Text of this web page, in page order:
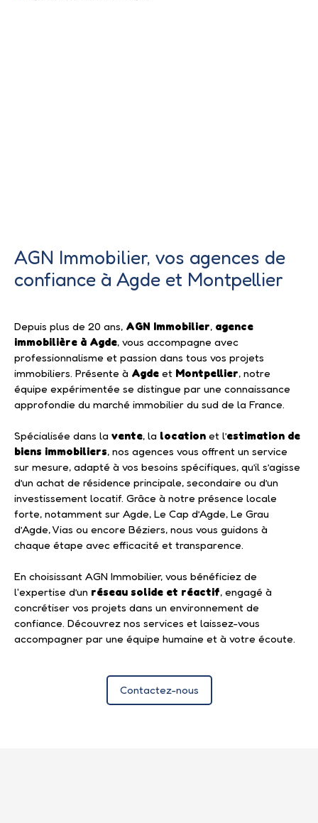
AGN Immobilier, vos agences de
confiance à Agde et Montpellier
Depuis plus de 20 ans, AGN Immobilier, agence
immobilière à Agde, vous accompagne avec
professionnalisme et passion dans tous vos projets
immobiliers. Présente à Agde et Montpellier, notre
équipe expérimentée se distingue par une connaissance
approfondie du marché immobilier du sud de la France.
Spécialisée dans la vente, la location et l’estimation de
biens immobiliers, nos agences vous offrent un service
sur mesure, adapté à vos besoins spécifiques, qu’il s’agisse
d’un achat de résidence principale, secondaire ou d’un
investissement locatif. Grâce à notre présence locale
forte, notamment sur Agde, Le Cap d’Agde, Le Grau
d’Agde, Vias ou encore Béziers, nous vous guidons à
chaque étape avec efficacité et transparence.
En choisissant AGN Immobilier, vous bénéficiez de
l'expertise d’un réseau solide et réactif, engagé à
concrétiser vos projets dans un environnement de
confiance. Découvrez nos services et laissez-vous
accompagner par une équipe humaine et à votre écoute.
Contactez-nous